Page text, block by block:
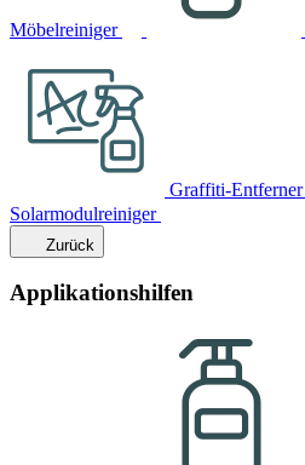
Möbelreiniger
Graffiti-Entferner
Solarmodulreiniger
Zurück
Applikationshilfen